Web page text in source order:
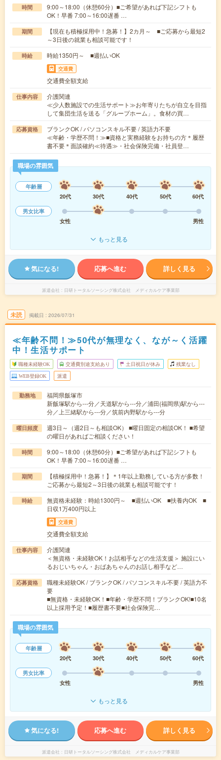
時間
9:00～18:00（休憩60分）■ご希望があれば下記シフトも
OK！早番 7:00～16:00遅番 …
期間
【現在も積極採用中！急募！】2カ月～ ■ご応募から最短2
～3日後の就業も相談可能です！
時給 時給1350円～ ■週払いOK
交通費
交通費全額支給
仕事内容
介護関連
≪少人数施設での生活サポート≫お年寄りたちが自立を目指
して集団生活を送る「グループホーム」。食材の買…
応募資格
ブランクOK / パソコンスキル不要 / 英語力不要
≪年齢・学歴不問！≫■資格と実務経験をお持ちの方＊履歴
書不要＊面談確約≪待遇≫・社会保険完備・社員登…
職場の雰囲気
年齢層
20代
30代 40代 50代
60代
男女比率
女性
男性
もっと見る
気になる! 応募へ進む 詳しく見る
派遣会社 日研トータルソーシング株式会社 メディカルケア事業部
未読 掲載日 2026/07/31
≪年齢不問！≫50代が無理なく、なが～く活躍
中！生活サポート
職種未経験OK 交通費別途支給あり 土日祝日が休み 残業なし
WEB登録OK 派遣
勤務地
福岡県飯塚市
新飯塚駅から---分／天道駅から---分／浦田(福岡県)駅から---
分／上三緒駅から---分／筑前内野駅から---分
曜日頻度
週3日～（週2日～も相談OK） ■曜日固定の相談OK！ ■希望
の曜日があればご相談ください！
時間
9:00～18:00（休憩60分）■ご希望があれば下記シフトも
OK！早番 7:00～16:00遅番 …
期間
【積極採用中！急募！】＊1年以上勤務している方が多数！
ご応募から最短2～3日後の就業も相談可能です！
時給
無資格未経験：時給1300円～ ■週払いOK ■扶養内OK ■
日収1万400円以上
交通費
交通費全額支給
仕事内容
介護関連
＜無資格・未経験OK！お話相手などの生活支援＞ 施設にい
るおじいちゃん・おばあちゃんのお話し相手など…
応募資格
職種未経験OK / ブランクOK / パソコンスキル不要 / 英語力不
要
■無資格・未経験OK！■年齢・学歴不問！ブランクOK!■10名
以上採用予定！■履歴書不要■社会保険完…
職場の雰囲気
年齢層
20代
30代 40代 50代
60代
男女比率
女性
男性
もっと見る
気になる! 応募へ進む 詳しく見る
派遣会社 日研トータルソーシング株式会社 メディカルケア事業部